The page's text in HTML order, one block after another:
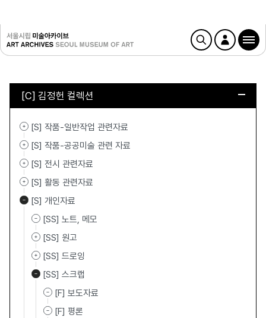
[C] 김정헌 컬렉션
[S] 작품-일반작업 관련자료
[S] 작품-공공미술 관련 자료
[S] 전시 관련자료
[S] 활동 관련자료
[S] 개인자료
[SS] 노트, 메모
[SS] 원고
[SS] 드로잉
[SS] 스크랩
[F] 보도자료
[F] 평론